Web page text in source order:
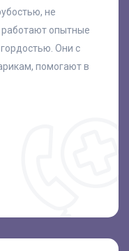
не
работают опытные
Они с
помогают в